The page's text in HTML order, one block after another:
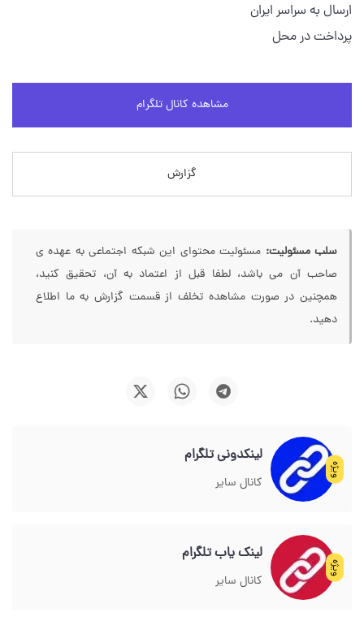
ارسال به سراسر ایران
پرداخت در محل
مشاهده کانال تلگرام
گزارش
سلب مسئولیت: مسئولیت محتوای این شبکه اجتماعی به عهده ی
صاحب آن می باشد، لطفا قبل از اعتماد به آن، تحقیق کنید،
همچنین در صورت مشاهده تخلف از قسمت گزارش به ما اطلاع
دهید.
ویژه
لینکدونی تلگرام
کانال سایر
ویژه
لینک یاب تلگرام
کانال سایر